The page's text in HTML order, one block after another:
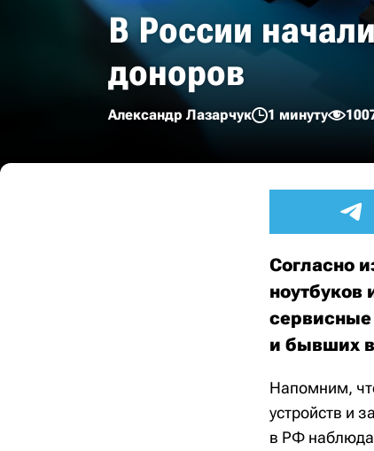
В России
доноров
Александр Лазарчук 1 минуту
Согласно
ноутбуков
и бывших в
Напомним,
устройств и
в РФ